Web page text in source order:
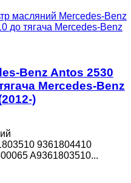
масляний Mercedes-Benz
до тягача Mercedes-Benz
Benz Antos 2530
Mercedes-Benz
)
9361804410
A9361803510...